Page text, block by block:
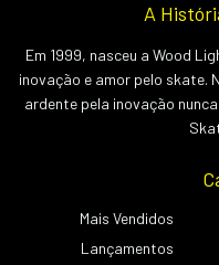
A
Em 1999, nasceu a Wood
inovação e amor pelo skate.
ardente pela inovação
Mais Vendidos
Lançamentos